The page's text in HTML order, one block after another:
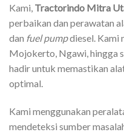
Kami, Tractorindo Mitra
perbaikan dan perawatan
dan fuel pumpdiesel. Kami
Mojokerto, Ngawi, hingga
hadir untuk memastikan
optimal.
Kami menggunakan
mendeteksi sumber